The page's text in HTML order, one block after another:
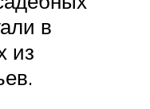
в
из